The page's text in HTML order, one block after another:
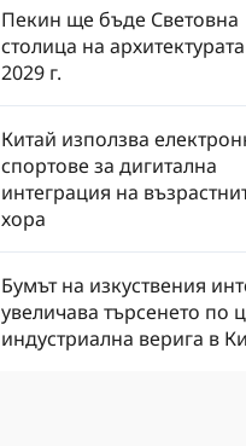
Пекин ще бъде Световна
столица на
2029 г.
Китай използва
спортове за дигитална
интеграция на
хора
Бумът на изкуствения
увеличава търсенето по
индустриална верига в